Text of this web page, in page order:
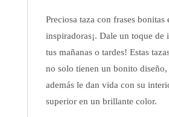
Preciosa taza con frases bonitas
inspiradoras¡. Dale un toque de
tus mañanas o tardes! Estas
no solo tienen un bonito diseño,
además le dan vida con su
superior en un brillante color.